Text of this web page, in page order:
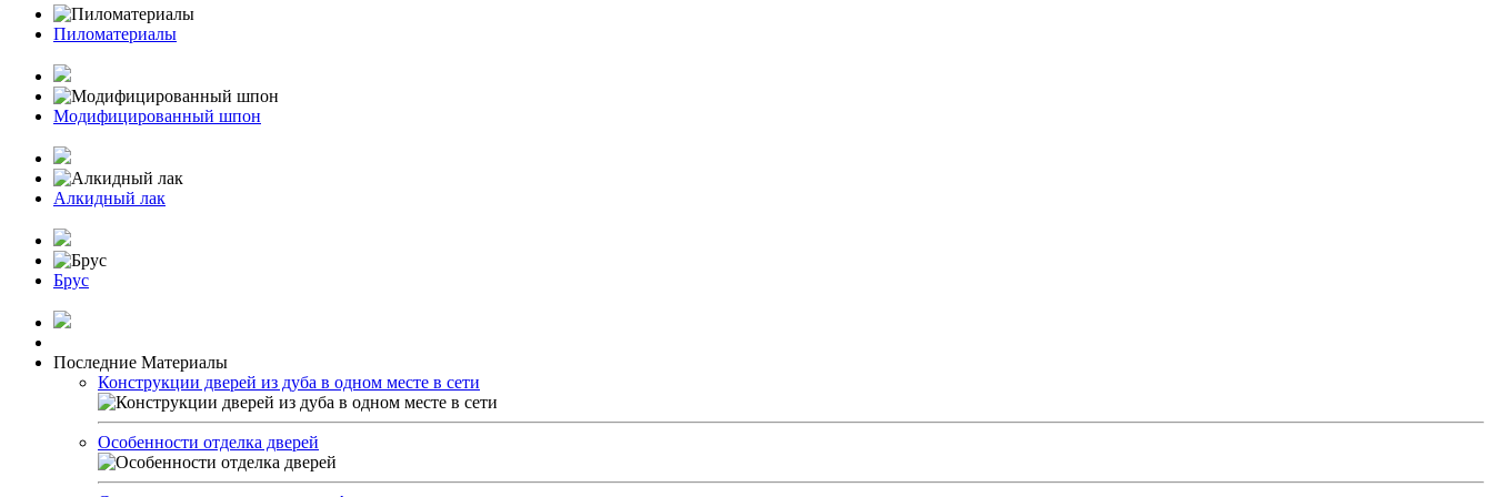
Пиломатериалы
Модифицированный шпон
Алкидный лак
Брус
Последние Материалы
Конструкции дверей из дуба в одном месте в сети
Особенности отделка дверей